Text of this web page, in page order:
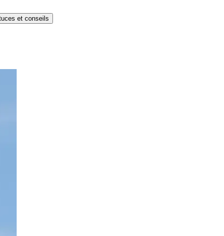
et conseils